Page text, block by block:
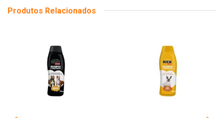
Produtos Relacionados